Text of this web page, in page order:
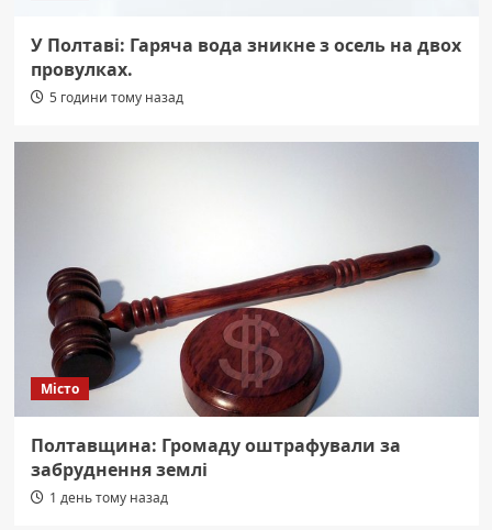
У Полтаві: Гаряча вода зникне з осель на двох
провулках.
5 години тому назад
Місто
Полтавщина: Громаду оштрафували за
забруднення землі
1 день тому назад